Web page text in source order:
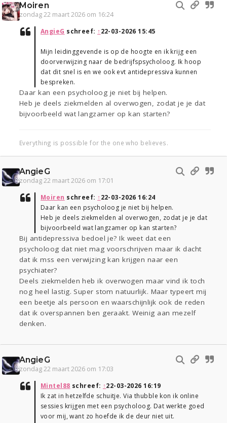
Moiren
zondag 22 maart 2026 om 16:24
AngieG schreef: ↑22-03-2026 15:45
Mijn leidinggevende is op de hoogte en ik krijg een
doorverwijzing naar de bedrijfspsycholoog. Ik hoop
dat dit snel is en we ook evt antidepressiva kunnen
bespreken.
Daar kan een psycholoog je niet bij helpen.
Heb je deels ziekmelden al overwogen, zodat je je dat
bijvoorbeeld wat langzamer op kan starten?
Everything is possible for the one who believes.
AngieG
zondag 22 maart 2026 om 17:01
Moiren schreef: ↑22-03-2026 16:24
Daar kan een psycholoog je niet bij helpen.
Heb je deels ziekmelden al overwogen, zodat je je dat
bijvoorbeeld wat langzamer op kan starten?
Bij antidepressiva bedoel je? Ik weet dat een
psycholoog dat niet mag voorschrijven maar ik dacht
dat ik mss een verwijzing kan krijgen naar een
psychiater?
Deels ziekmelden heb ik overwogen maar vind ik toch
nog heel lastig. Super stom natuurlijk. Maar typeert mij
een beetje als persoon en waarschijnlijk ook de reden
dat ik overspannen ben geraakt. Weinig aan mezelf
denken.
AngieG
zondag 22 maart 2026 om 17:03
Mintel88 schreef: ↑22-03-2026 16:19
Ik zat in hetzelfde schuitje. Via thubble kon ik online
sessies krijgen met een psycholoog. Dat werkte goed
voor mij, want zo hoefde ik de deur niet uit.